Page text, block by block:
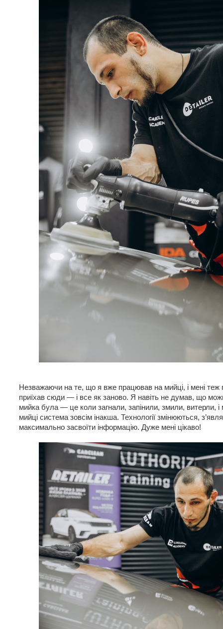
Незважаючи на те, що я вже працював на мийці, і мені теж
приїхав сюди — і все як заново. Я навіть не думав, що
мийка була — це коли загнали, запінили, змили, витерли,
мийці система зовсім інакша. Технології змінюються,
максимально засвоїти інформацію. Дуже мені цікаво!